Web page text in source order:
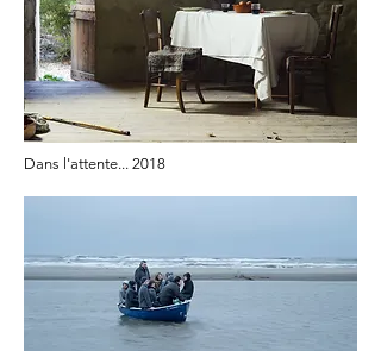
Dans l'attente... 2018